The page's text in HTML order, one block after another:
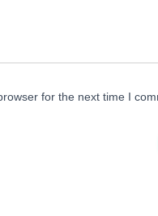
for the next time I